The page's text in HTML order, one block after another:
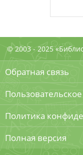
© 2003 - 2025
Обратная связь
Политика
Полная версия